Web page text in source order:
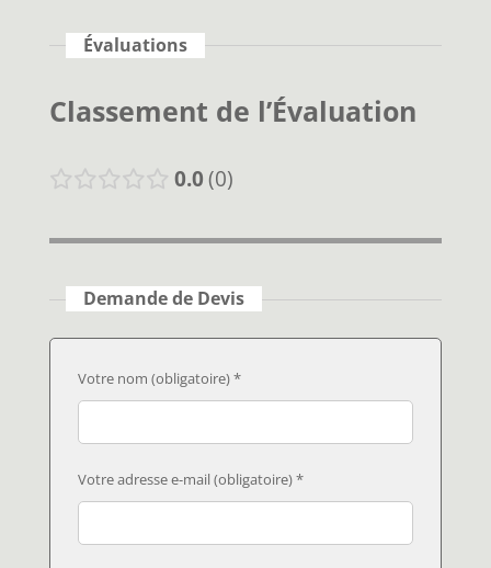
Évaluations
Classement de l’Évaluation
0.0 0
Demande de Devis
Votre nom (obligatoire) *
Votre adresse e-mail (obligatoire) *